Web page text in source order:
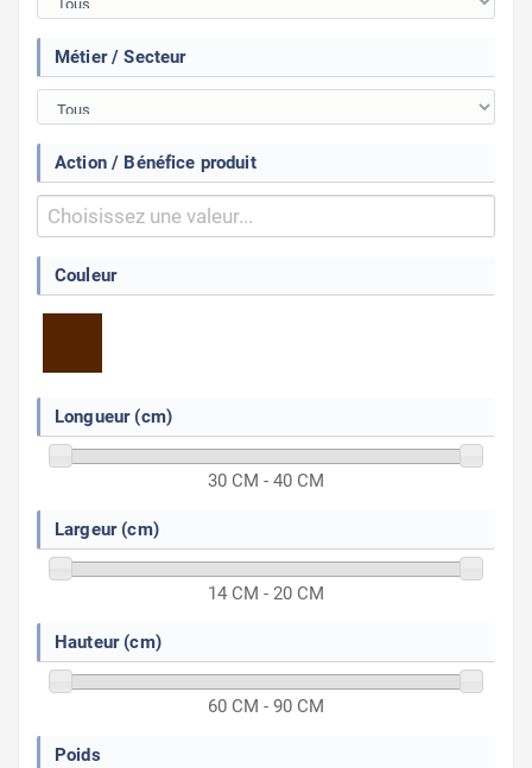
Métier / Secteur
Action / Bénéfice produit
Couleur
Longueur (cm)
30 CM - 40 CM
Largeur (cm)
14 CM - 20 CM
Hauteur (cm)
60 CM - 90 CM
Poids